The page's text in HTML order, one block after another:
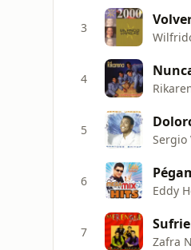
3
4
5
Sergio
6
Eddy
7
Zafra